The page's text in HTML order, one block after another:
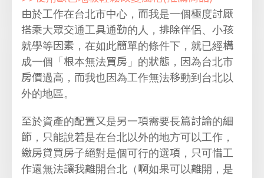
由於工作在台北市中心，而我是一個極度討厭
搭乘大眾交通工具通勤的人，排除伴侶、小孩
就學等因素，在如此簡單的條件下，就已經構
成一個「根本無法買房」的狀態，因為台北市
房價過高，而我也因為工作無法移動到台北以
外的地區。
至於資產的配置又是另一項需要長篇討論的細
節，只能說若是在台北以外的地方可以工作，
繳房貸買房子絕對是個可行的選項，只可惜工
作還無法讓我離開台北（啊如果可以離開，是